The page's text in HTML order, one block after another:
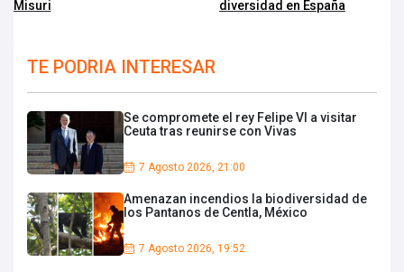
Misuri diversidad en España
TE PODRIA INTERESAR
Se compromete el rey Felipe VI a visitar
Ceuta tras reunirse con Vivas
7 Agosto 2026, 21:00
Amenazan incendios la biodiversidad de
los Pantanos de Centla, México
7 Agosto 2026, 19:52